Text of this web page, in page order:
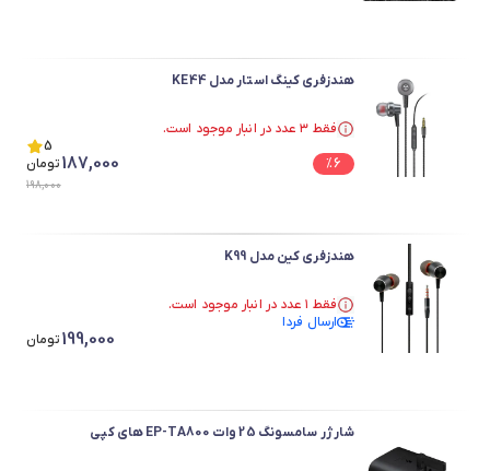
هندزفری کینگ استار مدل KE44
فقط ۳ عدد در انبار موجود است.
فقط ۳ عدد در انبار موجود است.
5
%6
187,000تومان
198,000
هندزفری کین مدل K99
فقط ۱ عدد در انبار موجود است.
در سبد خرید بیش از ۴۰ نفر.
ارسال فردا
199,000تومان
شارژر سامسونگ 25 وات EP-TA800 های کپی